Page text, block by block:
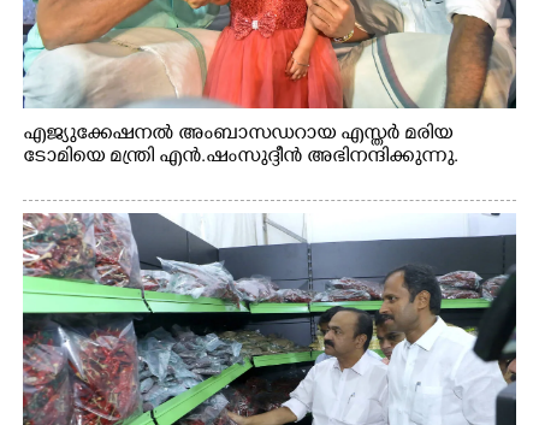
എജ്യുക്കേഷനൽ അംബാസഡറായ എസ്തർ മരിയ
ടോമിയെ മന്ത്രി എൻ.ഷംസുദ്ദീൻ അഭിനന്ദിക്കുന്നു.